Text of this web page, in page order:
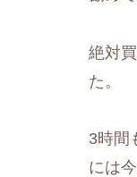
絶対
た。
3時間
には